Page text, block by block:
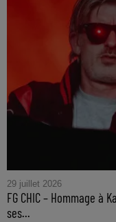
29 juillet 2026
FG CHIC – Hommage à
ses...